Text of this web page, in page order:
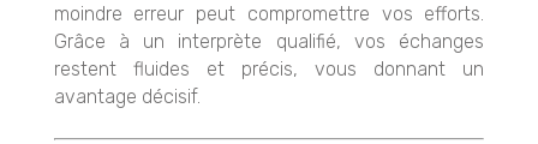
moindre erreur peut compromettre vos efforts.
Grâce à un interprète qualifié, vos échanges
restent fluides et précis, vous donnant un
avantage décisif.